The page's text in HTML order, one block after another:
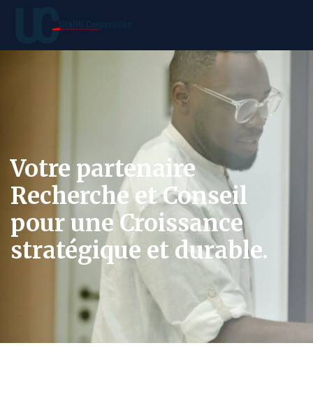
Votre partenaire
Recherche et Conseil
pour une Croissance
stratégique et durable.